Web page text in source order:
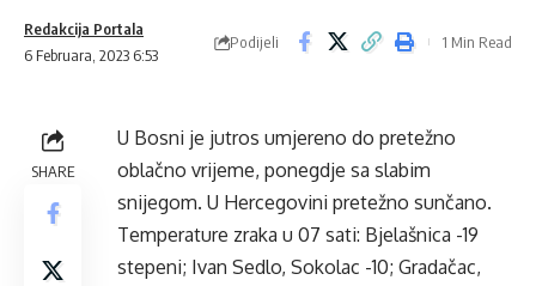
6 Februara, 2023 6:53
Redakcija Portala
Podijeli 1 Min Read
SHARE
U Bosni je jutros umjereno do pretežno
oblačno vrijeme, ponegdje sa slabim
snijegom. U Hercegovini pretežno sunčano.
Temperature zraka u 07 sati: Bjelašnica -19
stepeni; Ivan Sedlo, Sokolac -10; Gradačac,